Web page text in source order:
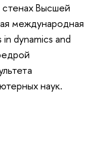
Высшей
международная
dynamics and
наук.